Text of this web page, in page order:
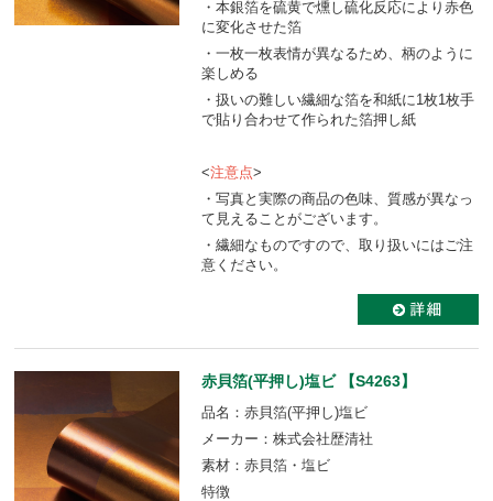
・本銀箔を硫黄で燻し硫化反応により赤色
に変化させた箔
・一枚一枚表情が異なるため、柄のように
楽しめる
・扱いの難しい繊細な箔を和紙に1枚1枚手
で貼り合わせて作られた箔押し紙
<注意点>
・写真と実際の商品の色味、質感が異なっ
て見えることがございます。
・繊細なものですので、取り扱いにはご注
意ください。
赤貝箔(平押し)塩ビ 【S4263】
品名：赤貝箔(平押し)塩ビ
メーカー：株式会社歴清社
素材：赤貝箔・塩ビ
特徴